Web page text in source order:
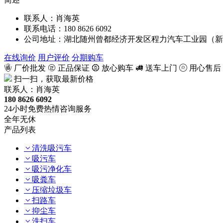
联系人：肖海英
联系电话：180 8626 6092
公司地址：湖北随州曾都经济开发区程力汽车工业园（
在线询价 用户评价 分期购车
厂价批发
正品保证 放心购车 送车上门
用心售后
扫一扫，获取最新价格
联系人：肖海英
180 8626 6092
24小时免费热情咨询服务
全年无休
产品列表
清洗吸污车
吸污车
吸污净化车
吸粪车
压缩垃圾车
扫路车
抑尘车
洗扫车